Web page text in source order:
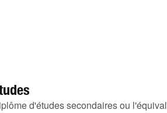
d'études secondaires ou